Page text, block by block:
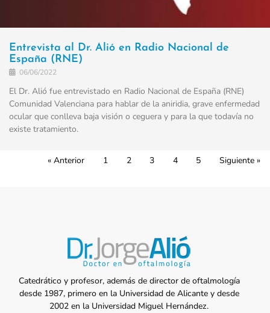
Entrevista al Dr. Alió en Radio Nacional de
España (RNE)
06/06/2022
El Dr. Alió fue entrevistado en Radio Nacional de España (RNE)
Comunidad Valenciana para hablar de la aniridia, grave enfermedad
ocular que conlleva baja visión o ceguera y para la que todavía no
existe tratamiento.
« Anterior 1 2 3 4 5 Siguiente »
Catedrático y profesor, además de director de oftalmología
desde 1987, primero en la Universidad de Alicante y desde
2002 en la Universidad Miguel Hernández.